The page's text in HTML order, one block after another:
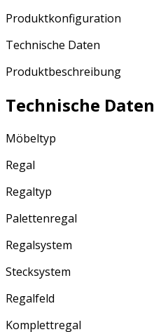
Produktkonfiguration
Technische Daten
Produktbeschreibung
Technische Daten
Möbeltyp
Regal
Regaltyp
Palettenregal
Regalsystem
Stecksystem
Regalfeld
Komplettregal